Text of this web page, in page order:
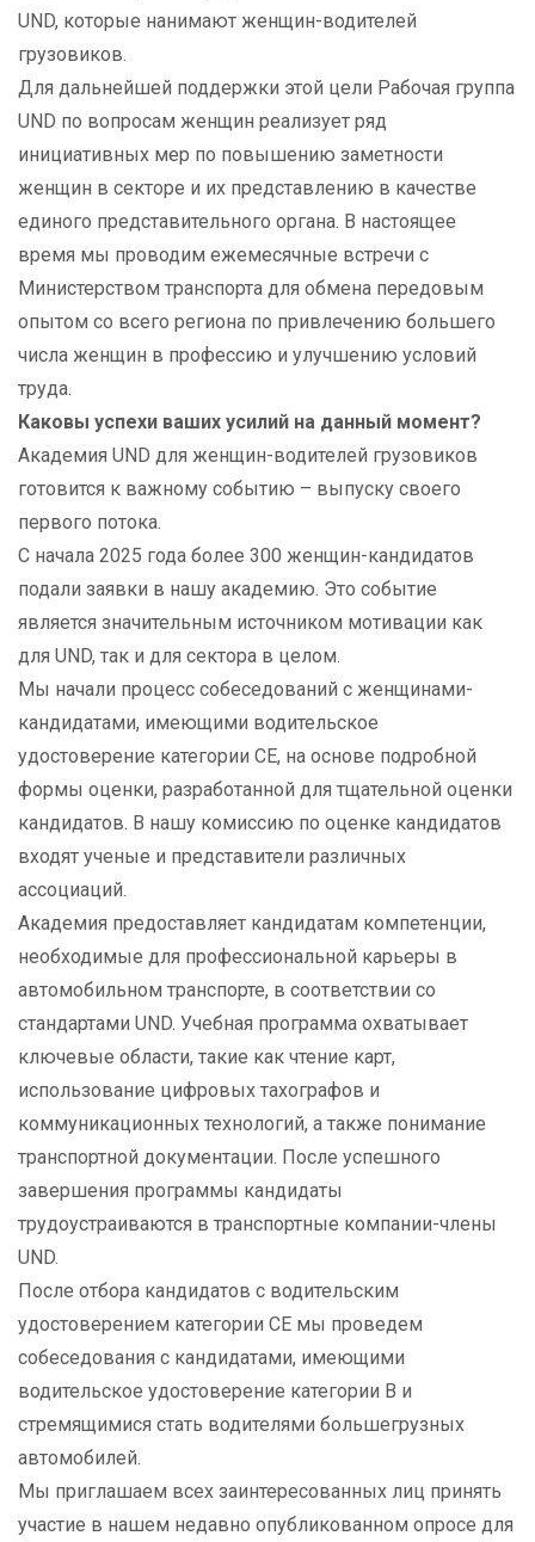
UND, которые нанимают женщин-водителей
грузовиков.
Для дальнейшей поддержки этой цели Рабочая группа
UND по вопросам женщин реализует ряд
инициативных мер по повышению заметности
женщин в секторе и их представлению в качестве
единого представительного органа. В настоящее
время мы проводим ежемесячные встречи с
Министерством транспорта для обмена передовым
опытом со всего региона по привлечению большего
числа женщин в профессию и улучшению условий
труда.
Каковы успехи ваших усилий на данный момент?
Академия UND для женщин-водителей грузовиков
готовится к важному событию – выпуску своего
первого потока.
С начала 2025 года более 300 женщин-кандидатов
подали заявки в нашу академию. Это событие
является значительным источником мотивации как
для UND, так и для сектора в целом.
Мы начали процесс собеседований с женщинами-
кандидатами, имеющими водительское
удостоверение категории CE, на основе подробной
формы оценки, разработанной для тщательной оценки
кандидатов. В нашу комиссию по оценке кандидатов
входят ученые и представители различных
ассоциаций.
Академия предоставляет кандидатам компетенции,
необходимые для профессиональной карьеры в
автомобильном транспорте, в соответствии со
стандартами UND. Учебная программа охватывает
ключевые области, такие как чтение карт,
использование цифровых тахографов и
коммуникационных технологий, а также понимание
транспортной документации. После успешного
завершения программы кандидаты
трудоустраиваются в транспортные компании-члены
UND.
После отбора кандидатов с водительским
удостоверением категории CE мы проведем
собеседования с кандидатами, имеющими
водительское удостоверение категории B и
стремящимися стать водителями большегрузных
автомобилей.
Мы приглашаем всех заинтересованных лиц принять
участие в нашем недавно опубликованном опросе для